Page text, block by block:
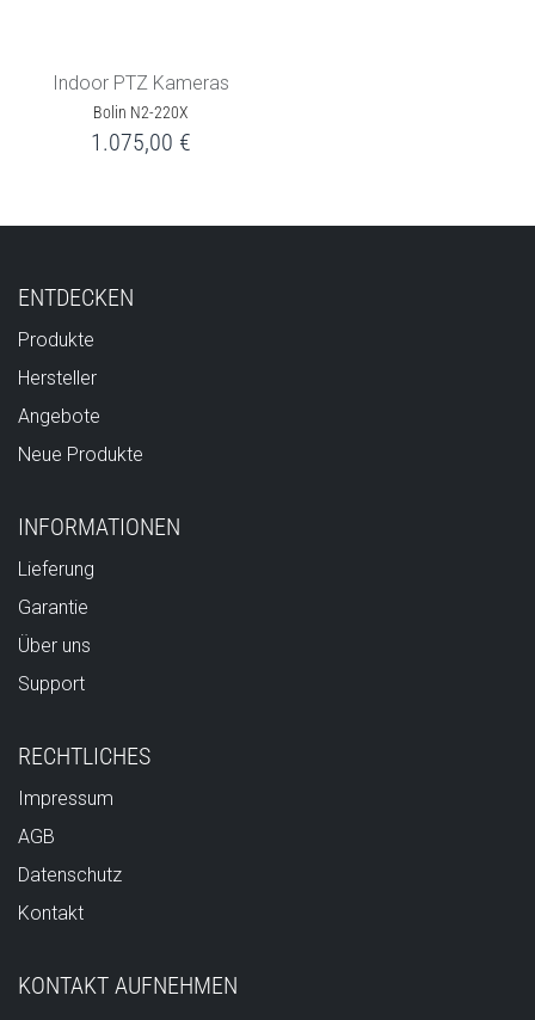
Indoor PTZ Kameras
Bolin N2-220X
1.075,00 €
ENTDECKEN
Produkte
Hersteller
Angebote
Neue Produkte
INFORMATIONEN
Lieferung
Garantie
Über uns
Support
RECHTLICHES
Impressum
AGB
Datenschutz
Kontakt
KONTAKT AUFNEHMEN